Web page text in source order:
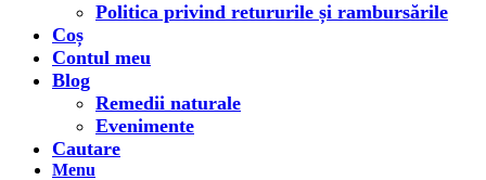
Politica privind retururile și rambursările
Coș
Contul meu
Blog
Remedii naturale
Evenimente
Cautare
Menu